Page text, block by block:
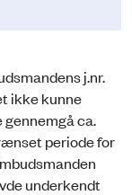
j.nr.
ikke kunne
ca.
periode for
underkendt